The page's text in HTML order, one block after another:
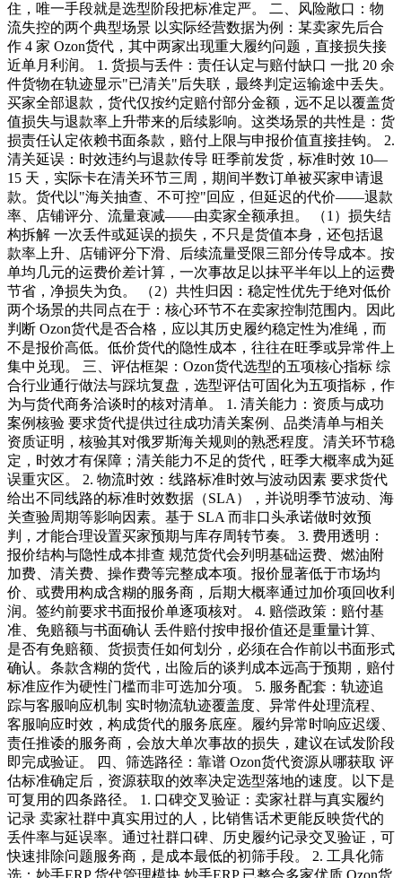
住，唯一手段就是选型阶段把标准定严。 二、风险敞口：物
流失控的两个典型场景 以实际经营数据为例：某卖家先后合
作 4 家 Ozon货代，其中两家出现重大履约问题，直接损失接
近单月利润。 1. 货损与丢件：责任认定与赔付缺口 一批 20 余
件货物在轨迹显示"已清关"后失联，最终判定运输途中丢失。
买家全部退款，货代仅按约定赔付部分金额，远不足以覆盖货
值损失与退款率上升带来的后续影响。这类场景的共性是：货
损责任认定依赖书面条款，赔付上限与申报价值直接挂钩。 2.
清关延误：时效违约与退款传导 旺季前发货，标准时效 10—
15 天，实际卡在清关环节三周，期间半数订单被买家申请退
款。货代以"海关抽查、不可控"回应，但延迟的代价——退款
率、店铺评分、流量衰减——由卖家全额承担。 （1）损失结
构拆解 一次丢件或延误的损失，不只是货值本身，还包括退
款率上升、店铺评分下滑、后续流量受限三部分传导成本。按
单均几元的运费价差计算，一次事故足以抹平半年以上的运费
节省，净损失为负。 （2）共性归因：稳定性优先于绝对低价
两个场景的共同点在于：核心环节不在卖家控制范围内。因此
判断 Ozon货代是否合格，应以其历史履约稳定性为准绳，而
不是报价高低。低价货代的隐性成本，往往在旺季或异常件上
集中兑现。 三、评估框架：Ozon货代选型的五项核心指标 综
合行业通行做法与踩坑复盘，选型评估可固化为五项指标，作
为与货代商务洽谈时的核对清单。 1. 清关能力：资质与成功
案例核验 要求货代提供过往成功清关案例、品类清单与相关
资质证明，核验其对俄罗斯海关规则的熟悉程度。清关环节稳
定，时效才有保障；清关能力不足的货代，旺季大概率成为延
误重灾区。 2. 物流时效：线路标准时效与波动因素 要求货代
给出不同线路的标准时效数据（SLA），并说明季节波动、海
关查验周期等影响因素。基于 SLA 而非口头承诺做时效预
判，才能合理设置买家预期与库存周转节奏。 3. 费用透明：
报价结构与隐性成本排查 规范货代会列明基础运费、燃油附
加费、清关费、操作费等完整成本项。报价显著低于市场均
价、或费用构成含糊的服务商，后期大概率通过加价项回收利
润。签约前要求书面报价单逐项核对。 4. 赔偿政策：赔付基
准、免赔额与书面确认 丢件赔付按申报价值还是重量计算、
是否有免赔额、货损责任如何划分，必须在合作前以书面形式
确认。条款含糊的货代，出险后的谈判成本远高于预期，赔付
标准应作为硬性门槛而非可选加分项。 5. 服务配套：轨迹追
踪与客服响应机制 实时物流轨迹覆盖度、异常件处理流程、
客服响应时效，构成货代的服务底座。履约异常时响应迟缓、
责任推诿的服务商，会放大单次事故的损失，建议在试发阶段
即完成验证。 四、筛选路径：靠谱 Ozon货代资源从哪获取 评
估标准确定后，资源获取的效率决定选型落地的速度。以下是
可复用的四条路径。 1. 口碑交叉验证：卖家社群与真实履约
记录 卖家社群中真实用过的人，比销售话术更能反映货代的
丢件率与延误率。通过社群口碑、历史履约记录交叉验证，可
快速排除问题服务商，是成本最低的初筛手段。 2. 工具化筛
选：妙手ERP 货代管理模块 妙手ERP 已整合多家优质 Ozon货